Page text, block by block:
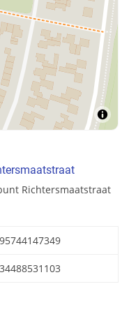
Richtersmaatstraat